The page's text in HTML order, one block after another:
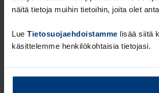
näitä tietoja muihin tietoihin, joita olet
Lue Tietosuojaehdoistamme lisää siitä
käsittelemme henkilökohtaisia tietojasi.
Help Center